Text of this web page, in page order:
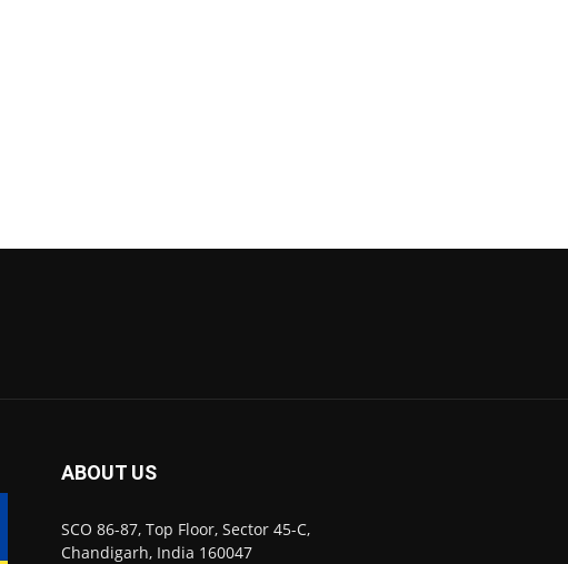
ABOUT US
SCO 86-87, Top Floor, Sector 45-C,
Chandigarh, India 160047